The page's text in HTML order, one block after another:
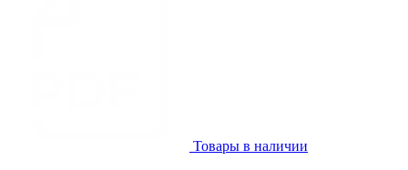
Товары в наличии